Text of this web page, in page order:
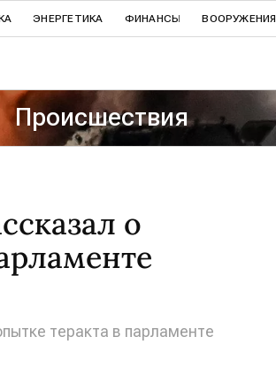
ЭНЕРГЕТИКА ФИНАНСЫ ВООРУЖЕНИЯ
Происшествия
о
теракта в парламенте